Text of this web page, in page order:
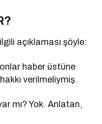
açıklaması şöyle:
haber üstüne
verilmeliymiş.
mı? Yok. Anlatan,